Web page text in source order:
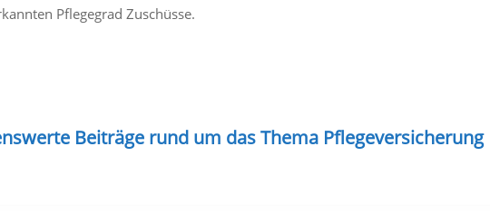
Pflegegrad Zuschüsse.
Beiträge rund um das Thema Pflegeversicherung